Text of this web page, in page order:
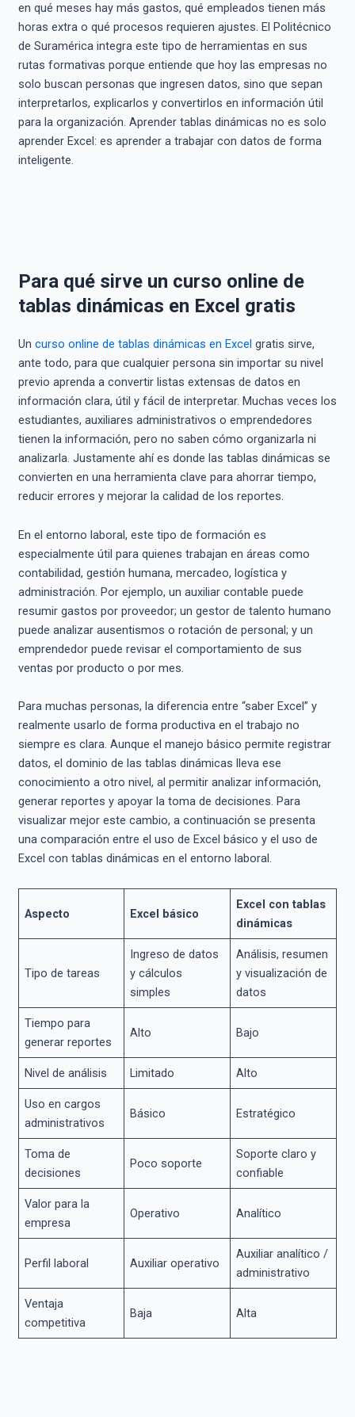
en qué meses hay más gastos, qué empleados tienen más
horas extra o qué procesos requieren ajustes. El Politécnico
de Suramérica integra este tipo de herramientas en sus
rutas formativas porque entiende que hoy las empresas no
solo buscan personas que ingresen datos, sino que sepan
interpretarlos, explicarlos y convertirlos en información útil
para la organización. Aprender tablas dinámicas no es solo
aprender Excel: es aprender a trabajar con datos de forma
inteligente.
Para qué sirve un curso online de
tablas dinámicas en Excel gratis
Un curso online de tablas dinámicas en Excel gratis sirve,
ante todo, para que cualquier persona sin importar su nivel
previo aprenda a convertir listas extensas de datos en
información clara, útil y fácil de interpretar. Muchas veces los
estudiantes, auxiliares administrativos o emprendedores
tienen la información, pero no saben cómo organizarla ni
analizarla. Justamente ahí es donde las tablas dinámicas se
convierten en una herramienta clave para ahorrar tiempo,
reducir errores y mejorar la calidad de los reportes.
En el entorno laboral, este tipo de formación es
especialmente útil para quienes trabajan en áreas como
contabilidad, gestión humana, mercadeo, logística y
administración. Por ejemplo, un auxiliar contable puede
resumir gastos por proveedor; un gestor de talento humano
puede analizar ausentismos o rotación de personal; y un
emprendedor puede revisar el comportamiento de sus
ventas por producto o por mes.
Para muchas personas, la diferencia entre “saber Excel” y
realmente usarlo de forma productiva en el trabajo no
siempre es clara. Aunque el manejo básico permite registrar
datos, el dominio de las tablas dinámicas lleva ese
conocimiento a otro nivel, al permitir analizar información,
generar reportes y apoyar la toma de decisiones. Para
visualizar mejor este cambio, a continuación se presenta
una comparación entre el uso de Excel básico y el uso de
Excel con tablas dinámicas en el entorno laboral.
Aspecto Excel básico
Excel con tablas
dinámicas
Tipo de tareas
Ingreso de datos
y cálculos
simples
Análisis, resumen
y visualización de
datos
Tiempo para
generar reportes
Alto Bajo
Nivel de análisis Limitado Alto
Uso en cargos
administrativos
Básico Estratégico
Toma de
decisiones
Poco soporte
Soporte claro y
confiable
Valor para la
empresa
Operativo Analítico
Perfil laboral Auxiliar operativo
Auxiliar analítico /
administrativo
Ventaja
competitiva
Baja Alta